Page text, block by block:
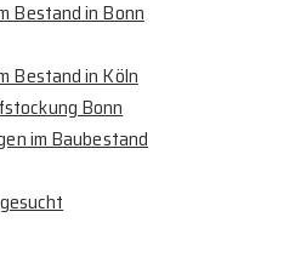
Bestand in Bonn
Bestand in Köln
im Baubestand